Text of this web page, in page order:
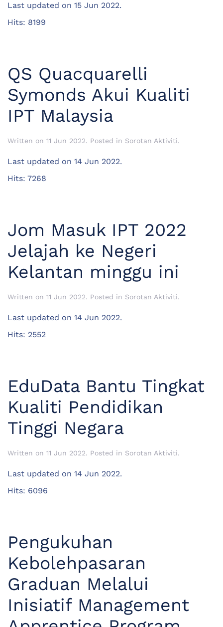
Last updated on 15 Jun 2022.
Hits: 8199
QS Quacquarelli
Symonds Akui Kualiti
IPT Malaysia
Written on 11 Jun 2022. Posted in Sorotan Aktiviti.
Last updated on 14 Jun 2022.
Hits: 7268
Jom Masuk IPT 2022
Jelajah ke Negeri
Kelantan minggu ini
Written on 11 Jun 2022. Posted in Sorotan Aktiviti.
Last updated on 14 Jun 2022.
Hits: 2552
EduData Bantu Tingkat
Kualiti Pendidikan
Tinggi Negara
Written on 11 Jun 2022. Posted in Sorotan Aktiviti.
Last updated on 14 Jun 2022.
Hits: 6096
Pengukuhan
Kebolehpasaran
Graduan Melalui
Inisiatif Management